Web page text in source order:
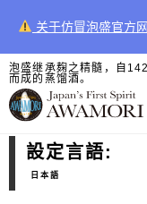
关于仿冒泡盛官方
泡盛继承麹之精髓，自
而成的蒸馏酒。
設定言語:
日本語